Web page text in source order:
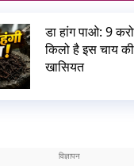
डा हांग पाओ: 9
किलो है इस चाय
खासियत